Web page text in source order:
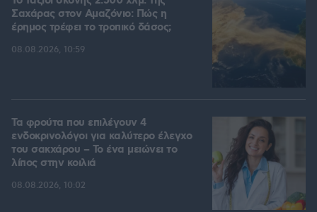
Σαχάρας στον Αμαζόνιο: Πώς η
έρημος τρέφει το τροπικό δάσος;
08.08.2026, 10:59
Τα φρούτα που επιλέγουν 4
ενδοκρινολόγοι για καλύτερο έλεγχο
του σακχάρου – Το ένα μειώνει το
λίπος στην κοιλιά
08.08.2026, 10:02